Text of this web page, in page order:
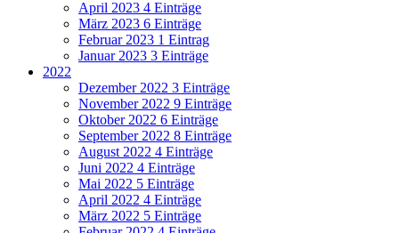
April 2023 4 Einträge
März 2023 6 Einträge
Februar 2023 1 Eintrag
Januar 2023 3 Einträge
2022
Dezember 2022 3 Einträge
November 2022 9 Einträge
Oktober 2022 6 Einträge
September 2022 8 Einträge
August 2022 4 Einträge
Juni 2022 4 Einträge
Mai 2022 5 Einträge
April 2022 4 Einträge
März 2022 5 Einträge